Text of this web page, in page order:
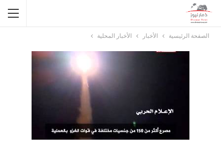
الصفحة الرئيسية الأخبار الأخبار المحلية